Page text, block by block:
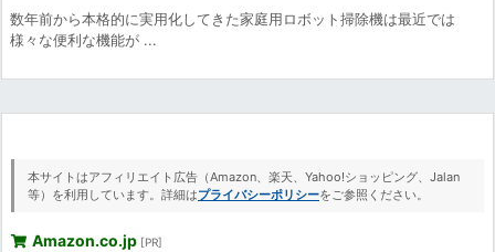
数年前から本格的に実用化してきた家庭用ロボット掃除機は最近では
様々な便利な機能が ...
本サイトはアフィリエイト広告（Amazon、楽天、Yahoo!ショッピング、Jalan
等）を利用しています。詳細はプライバシーポリシーをご参照ください。
Amazon.co.jp [PR]